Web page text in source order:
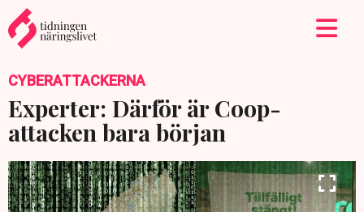
CYBERATTACKERNA
Experter: Därför är Coop-
attacken bara början